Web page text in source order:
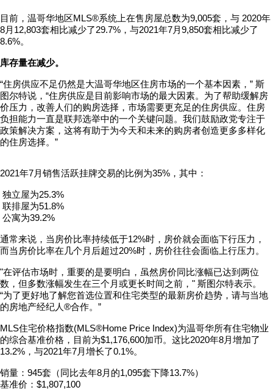
目前，温哥华地区MLS®系统上在售房屋总数为9,005套，与 2020年
8月12,803套相比减少了29.7%，与2021年7月9,850套相比减少了
8.6%。
库存量在减少。
“住房供应不足仍然是大温哥华地区住房市场的一个基本因素，” 斯
图尔特说，“住房供应是目前影响市场的最大因素。为了帮助缓解房
价压力，改善人们的购房选择，市场需要更充足的住房供应。住房
负担能力一直是联邦选举中的一个关键问题。我们鼓励政党专注于
政策解决方案，这将有助于为今天和未来的购房者创造更多多样化
的住房选择。”
2021年7月销售活跃挂牌交易的比例为35%，其中：
独立屋为25.3%
联排屋为51.8%
公寓为39.2%
通常来说，当房价比率持续低于12%时，房价就会面临下行压力，
而当房价比率在几个月后超过20%时，房价往往会面临上行压力。
"在评估市场时，重要的是要明白，虽然房价同比涨幅已达到两位
数，但多数涨幅发生在三个月或更长时间之前，" 斯图尔特表示。
“为了更好地了解您首选位置和住宅类型的最新房价趋势，请与当地
的房地产经纪人®合作。”
MLS住宅价格指数(MLS®Home Price Index)为温哥华所有住宅物业
的综合基准价格，目前为$1,176,600加币。 这比2020年8月增加了
13.2%，与2021年7月增长了0.1%。
销量：945套 （同比去年8月的1,095套下降13.7%）
基准价：$1,807,100